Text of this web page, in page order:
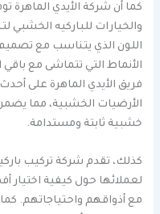
كما أن شركة الأيدي الماهرة
والخيارات للباركيه الخشبي
اللون الذي يتناسب مع
الأنماط التي تتماشى مع باقي
فريق الأيدي الماهرة على
الأرضيات الخشبية، مما
خشبية ثابتة ومستدامة.
كذلك، تقدم شركة تركيب
لعملائها حول كيفية اختيار
مع أذواقهم واحتياجاتهم.